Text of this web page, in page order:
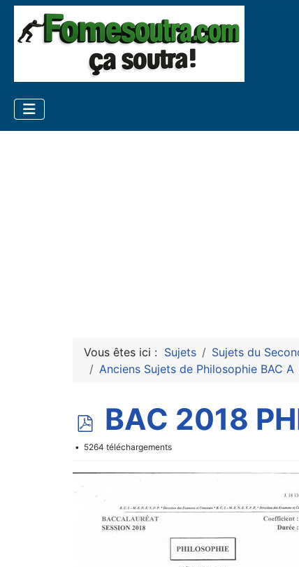
Vous êtes ici : Sujets Sujets du
Anciens Sujets de Philosophie BAC A
p
d
BAC 2018
5264 téléchargements